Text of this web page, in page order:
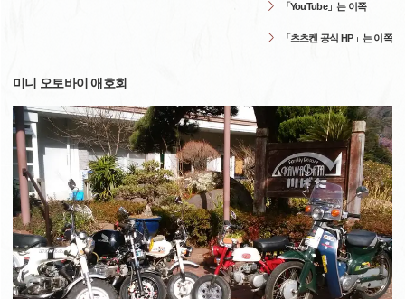
「YouTube」는 이쪽
「츠츠켄 공식 HP」는 이쪽
미니 오토바이 애호회